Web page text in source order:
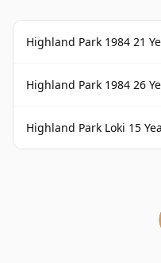
Highland Park 1984 21 Year
Highland Park 1984 26
Highland Park Loki 15